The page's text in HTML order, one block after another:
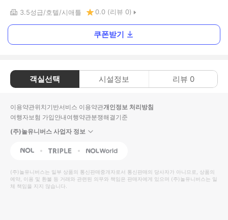
3.5성급 호텔 시애틀 0.0 (리뷰 0)
쿠폰받기
객실선택 시설정보 리뷰 0
이용약관위치기반서비스 이용약관개인정보 처리방침
여행자보험 가입안내여행약관분쟁해결기준
(주)놀유니버스 사업자 정보
NOL Triple Interpark Global
(주)놀유니버스는 일부 상품의 통신판매중개자로서 통신판매의 당사자가 아니므로, 상품의
예약, 이용 및 환불 등 거래와 관련된 의무와 책임은 판매자에게 있으며 (주)놀유니버스는 일
체 책임을 지지 않습니다.